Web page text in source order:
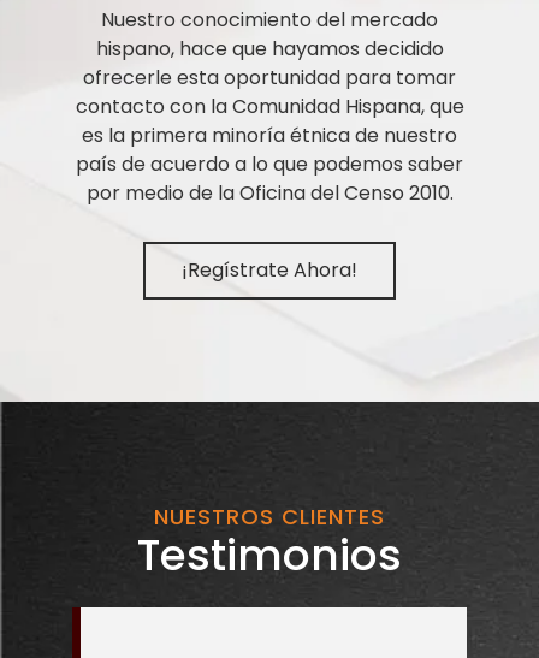
Nuestro conocimiento del mercado
hispano, hace que hayamos decidido
ofrecerle esta oportunidad para tomar
contacto con la Comunidad Hispana, que
es la primera minoría étnica de nuestro
país de acuerdo a lo que podemos saber
por medio de la Oficina del Censo 2010.
¡Regístrate Ahora!
NUESTROS CLIENTES
Testimonios